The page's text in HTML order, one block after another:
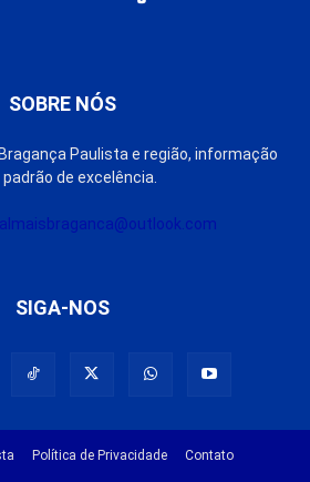
SOBRE NÓS
Paulista e região, informação
de excelência.
SIGA-NOS
Política de Privacidade Contato